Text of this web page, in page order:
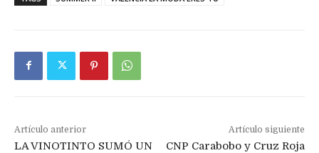
Artículo anterior
LA VINOTINTO SUMÓ UN
Artículo siguiente
CNP Carabobo y Cruz Roja